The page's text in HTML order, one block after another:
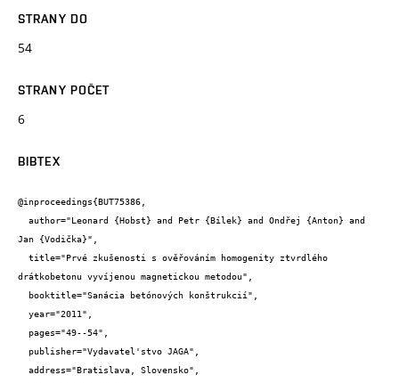
STRANY DO
54
STRANY POČET
6
BIBTEX
@inproceedings{BUT75386,
Jan {Vodička}",
drátkobetonu vyvíjenou magnetickou metodou",